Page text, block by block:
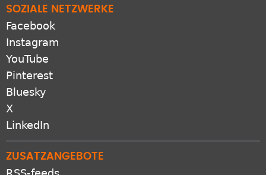
SOZIALE NETZWERKE
Facebook
Instagram
YouTube
Pinterest
Bluesky
X
LinkedIn
ZUSATZANGEBOTE